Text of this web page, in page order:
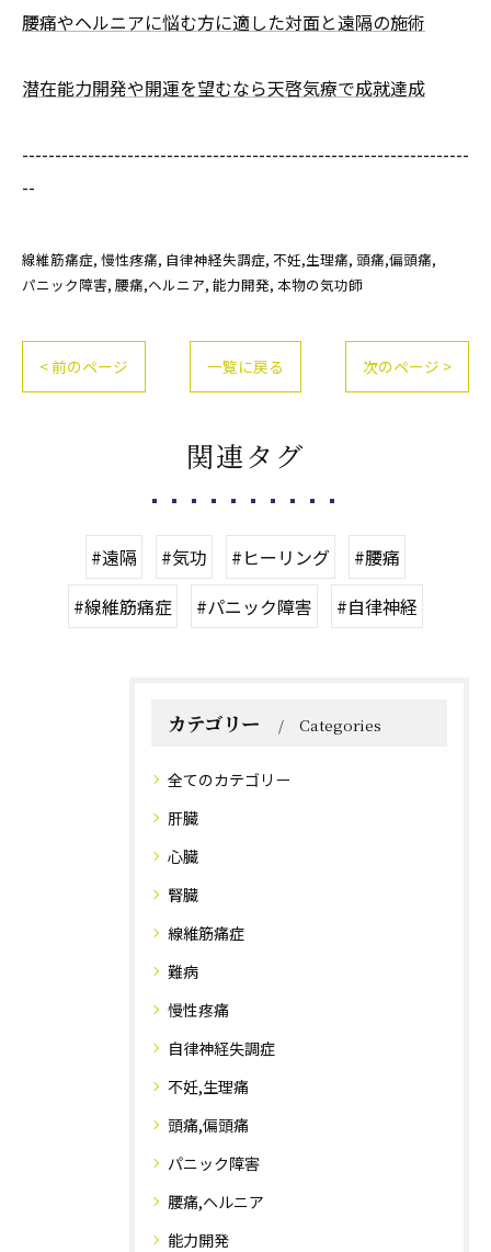
腰痛やヘルニアに悩む方に適した対面と遠隔の施術
潜在能力開発や開運を望むなら天啓気療で成就達成
--------------------------------------------------------------------
--
線維筋痛症 慢性疼痛 自律神経失調症 不妊,生理痛 頭痛,偏頭痛
パニック障害 腰痛,ヘルニア 能力開発 本物の気功師
< 前のページ 一覧に戻る 次のページ >
関連タグ
#遠隔 #気功 #ヒーリング
#腰痛
#線維筋痛症
#パニック障害 #自律神経
カテゴリー Categories
全てのカテゴリー
肝臓
心臓
腎臓
線維筋痛症
難病
慢性疼痛
自律神経失調症
不妊,生理痛
頭痛,偏頭痛
パニック障害
腰痛,ヘルニア
能力開発